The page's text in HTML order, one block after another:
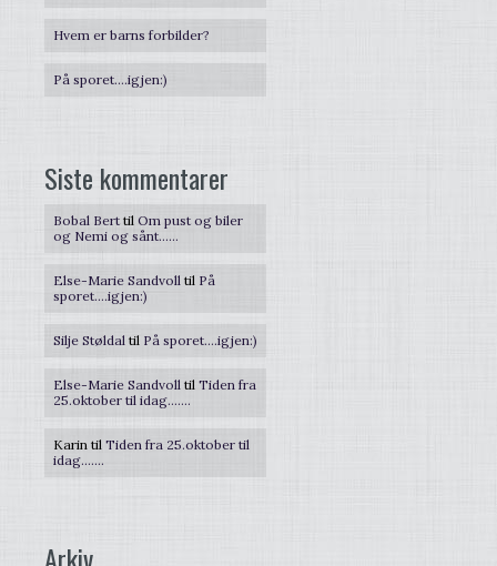
Hvem er barns forbilder?
På sporet….igjen:)
Siste kommentarer
Bobal Bert tilOm pust og biler
og Nemi og sånt……
Else-Marie Sandvoll til På
sporet….igjen:)
Silje Støldal til På sporet….igjen:)
Else-Marie Sandvoll tilTiden fra
25.oktober til idag…….
Karin tilTiden fra 25.oktober til
idag…….
Arkiv